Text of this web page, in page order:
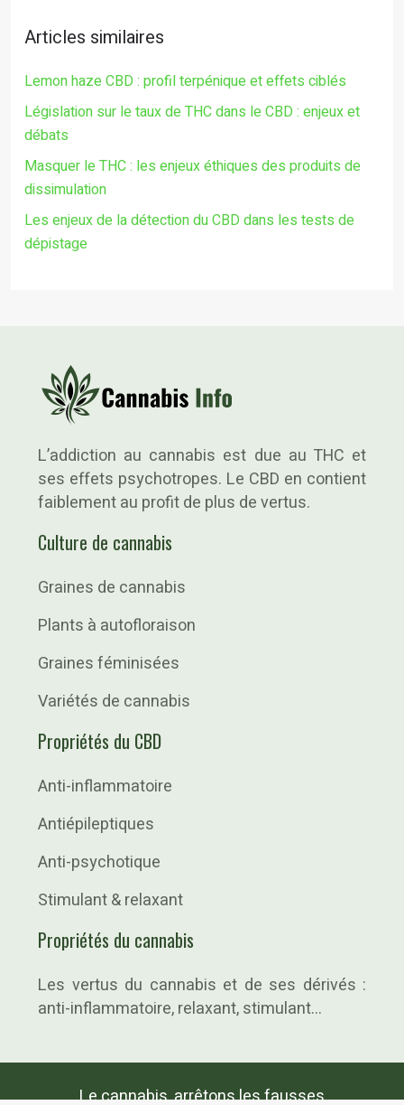
Articles similaires
Lemon haze CBD : profil terpénique et effets ciblés
Législation sur le taux de THC dans le CBD : enjeux et
débats
Masquer le THC : les enjeux éthiques des produits de
dissimulation
Les enjeux de la détection du CBD dans les tests de
dépistage
L’addiction au cannabis est due au THC et
ses effets psychotropes. Le CBD en contient
faiblement au profit de plus de vertus.
Culture de cannabis
Graines de cannabis
Plants à autofloraison
Graines féminisées
Variétés de cannabis
Propriétés du CBD
Anti-inflammatoire
Antiépileptiques
Anti-psychotique
Stimulant & relaxant
Propriétés du cannabis
Les vertus du cannabis et de ses dérivés :
anti-inflammatoire, relaxant, stimulant…
Le cannabis, arrêtons les fausses